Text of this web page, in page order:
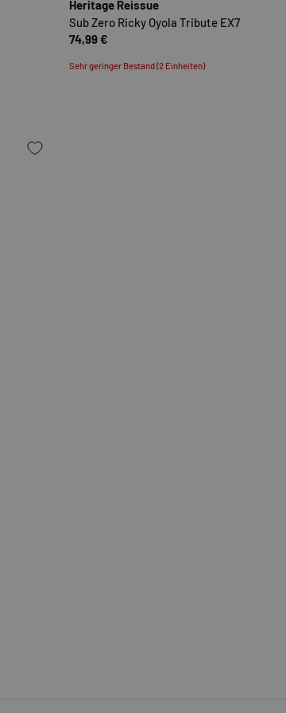
Heritage Reissue
Sub Zero Ricky Oyola Tribute EX7
74,99 €
Sehr geringer Bestand (2 Einheiten)